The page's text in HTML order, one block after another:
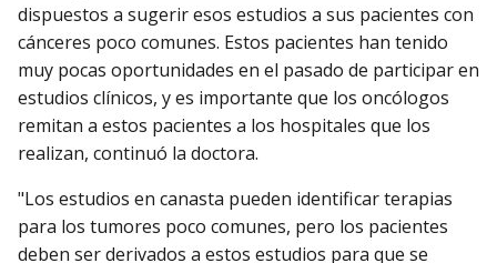
dispuestos a sugerir esos estudios a sus pacientes con
cánceres poco comunes. Estos pacientes han tenido
muy pocas oportunidades en el pasado de participar en
estudios clínicos, y es importante que los oncólogos
remitan a estos pacientes a los hospitales que los
realizan, continuó la doctora.
"Los estudios en canasta pueden identificar terapias
para los tumores poco comunes, pero los pacientes
deben ser derivados a estos estudios para que se